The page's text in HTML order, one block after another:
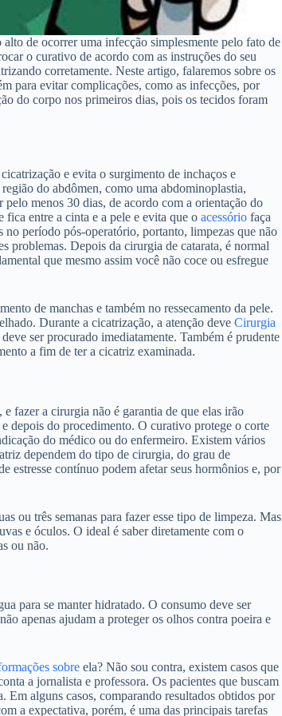
de ocorrer uma infecção simplesmente pelo fato de
o curativo de acordo com as instruções do seu
corretamente. Neste artigo, falaremos sobre os
para evitar complicações, como as infecções, por
do corpo nos primeiros dias, pois os tecidos foram
e evita o surgimento de inchaços e
do abdômen, como uma abdominoplastia,
menos 30 dias, de acordo com a orientação do
fica entre a cinta e a pele e evita que o acessório faça
período pós-operatório, portanto, limpezas que não
problemas. Depois da cirurgia de catarata, é normal
que mesmo assim você não coce ou esfregue
de manchas e também no ressecamento da pele.
Durante a cicatrização, a atenção deve Cirurgia
ser procurado imediatamente. Também é prudente
a fim de ter a cicatriz examinada.
fazer a cirurgia não é garantia de que elas irão
depois do procedimento. O curativo protege o corte
do médico ou do enfermeiro. Existem vários
dependem do tipo de cirurgia, do grau de
estresse contínuo podem afetar seus hormônios e, por
ou três semanas para fazer esse tipo de limpeza. Mas
e óculos. O ideal é saber diretamente com o
ou não.
para se manter hidratado. O consumo deve ser
apenas ajudam a proteger os olhos contra poeira e
sobre ela? Não sou contra, existem casos que
a jornalista e professora. Os pacientes que buscam
alguns casos, comparando resultados obtidos por
a expectativa, porém, é uma das principais tarefas